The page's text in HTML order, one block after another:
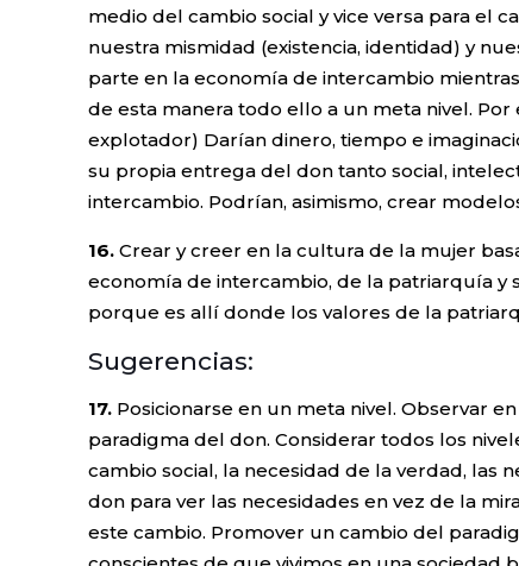
medio del cambio social y vice versa para el
nuestra mismidad (existencia, identidad) y
parte en la economía de intercambio
de esta manera todo ello a un meta nivel.
explotador) Darían dinero, tiempo e
su propia entrega del don tanto social,
intercambio. Podrían, asimismo, crear
16. Crear y creer en la cultura de la mujer
economía de intercambio, de la patriarquía y
porque es allí donde los valores de la
Sugerencias:
17. Posicionarse en un meta nivel. Observar
paradigma del don. Considerar todos los
cambio social, la necesidad de la verdad, las
don para ver las necesidades en vez de la
este cambio. Promover un cambio del